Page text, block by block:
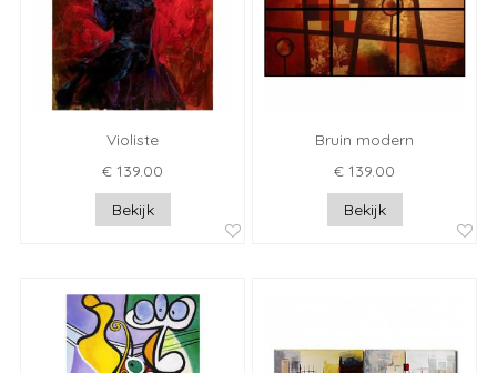
Violiste
€ 139.00
Bekijk
Bruin modern
€ 139.00
Bekijk